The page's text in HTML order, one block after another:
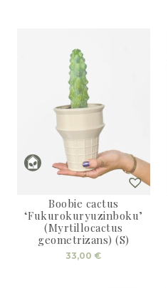
Boobie cactus
‘Fukurokuryuzinboku’
(Myrtillocactus
geometrizans) (S)
33,00 €